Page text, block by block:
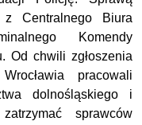
Centralnego Biura
Komendy
Od chwili zgłoszenia
pracowali
dolnośląskiego i
sprawców